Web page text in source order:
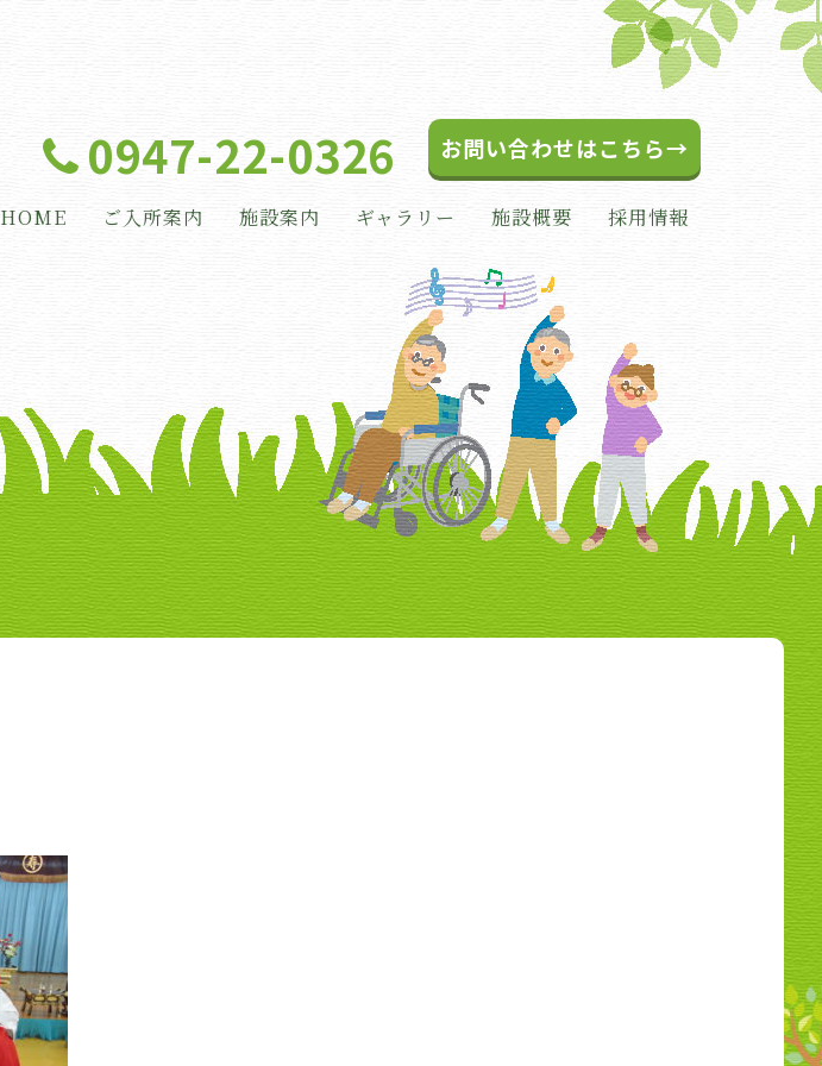
0947-22-0326 お問い合わせはこちら→
HOME ご入所案内 施設案内 ギャラリー 施設概要 採用情報